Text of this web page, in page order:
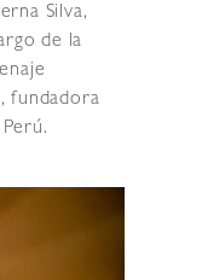
Silva,
de la
fundadora